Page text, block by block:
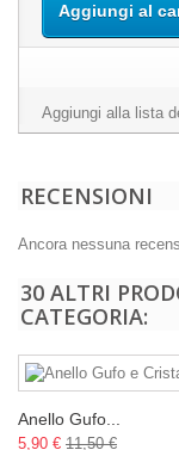
Aggiungi al
Aggiungi alla lista
RECENSIONI
Ancora nessuna
30 ALTRI
CATEGORIA:
Anello Gufo...
5,90 € 11,50 €